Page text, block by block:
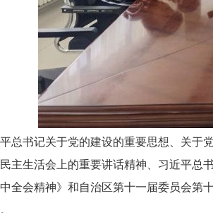
总书记关于党的建设的重要思想、关于
主生活会上的重要讲话精神、习近平总
全会精神》和自治区第十一届委员会第